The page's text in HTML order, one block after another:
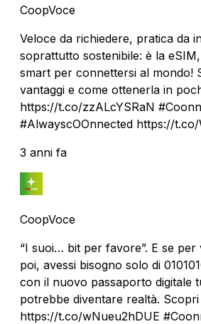
CoopVoce
Veloce da richiedere, pratica da
soprattutto sostenibile: è la
smart per connettersi al mondo!
vantaggi e come ottenerla in
https://t.co/zzALcYSRaN
#AlwayscOOnnected https://
3 anni fa
CoopVoce
“I suoi… bit per favore”. E se per
poi, avessi bisogno solo di
con il nuovo passaporto digitale
potrebbe diventare realtà. Scopri
https://t.co/wNueu2hDUE